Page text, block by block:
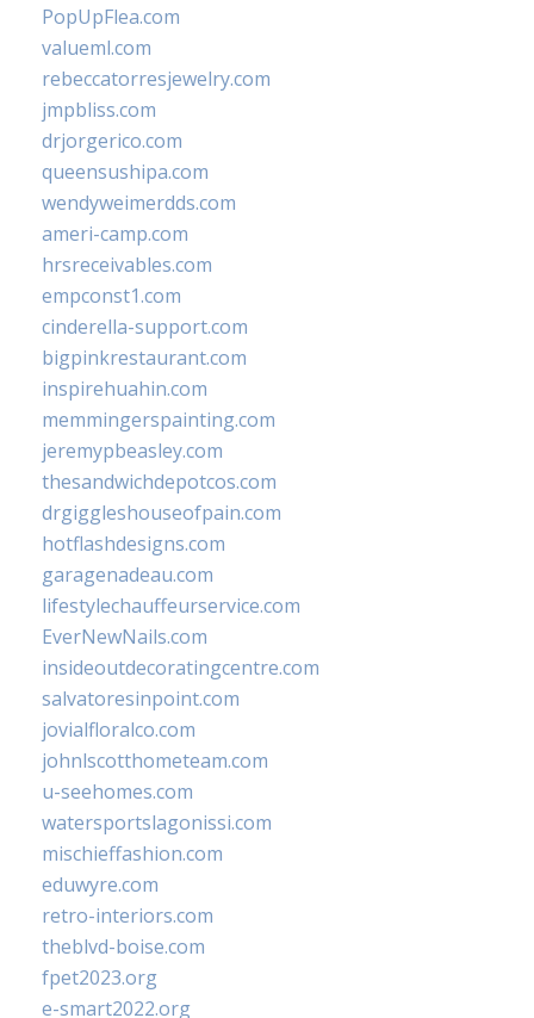
PopUpFlea.com
valueml.com
rebeccatorresjewelry.com
jmpbliss.com
drjorgerico.com
queensushipa.com
wendyweimerdds.com
ameri-camp.com
hrsreceivables.com
empconst1.com
cinderella-support.com
bigpinkrestaurant.com
inspirehuahin.com
memmingerspainting.com
jeremypbeasley.com
thesandwichdepotcos.com
drgiggleshouseofpain.com
hotflashdesigns.com
garagenadeau.com
lifestylechauffeurservice.com
EverNewNails.com
insideoutdecoratingcentre.com
salvatoresinpoint.com
jovialfloralco.com
johnlscotthometeam.com
u-seehomes.com
watersportslagonissi.com
mischieffashion.com
eduwyre.com
retro-interiors.com
theblvd-boise.com
fpet2023.org
e-smart2022.org